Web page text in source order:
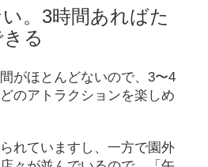
。3時間あればた
る
がほとんどないので、3〜4
のアトラクションを楽しめ
れていますし、一方で園外